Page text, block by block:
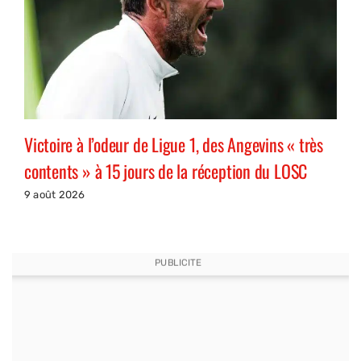
Victoire à l’odeur de Ligue 1, des Angevins « très
contents » à 15 jours de la réception du LOSC
9 août 2026
PUBLICITE